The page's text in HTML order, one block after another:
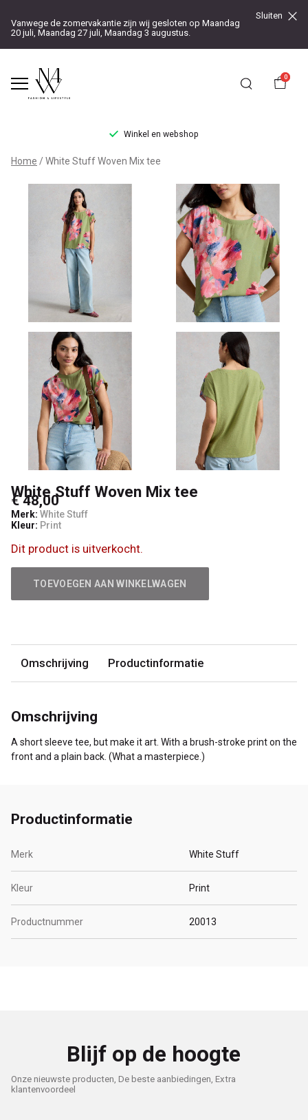
Vanwege de zomervakantie zijn wij gesloten op Maandag
20 juli, Maandag 27 juli, Maandag 3 augustus.
Sluiten
0
Winkel en webshop
White
Stuff
Woven
Noteboom
Woman
Home White Stuff Woven Mix tee
White Stuff Woven Mix tee
€ 48,00
Merk: White Stuff
Kleur: Print
Dit product is uitverkocht.
TOEVOEGEN AAN WINKELWAGEN
Omschrijving Productinformatie
Omschrijving
A short sleeve tee, but make it art. With a brush-stroke print on the
front and a plain back. (What a masterpiece.)
Productinformatie
Merk White Stuff
Kleur Print
Productnummer 20013
Blijf op de hoogte
Onze nieuwste producten, De beste aanbiedingen, Extra
klantenvoordeel